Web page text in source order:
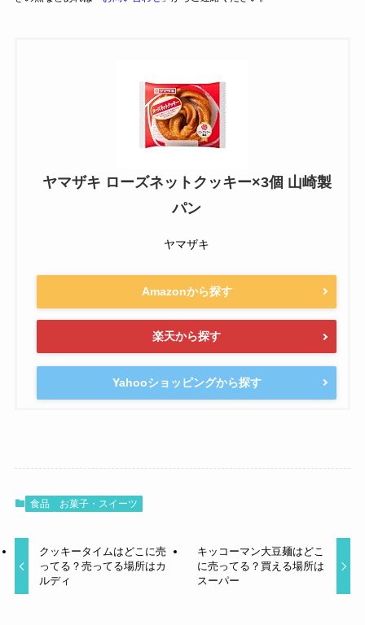
ヤマザキ ローズネットクッキー×3個 山崎製
パン
ヤマザキ
Amazonから探す
楽天から探す
Yahooショッピングから探す
食品 お菓子・スイーツ
クッキータイムはどこに売
ってる？売ってる場所はカ
ルディ
キッコーマン大豆麺はどこ
に売ってる？買える場所は
スーパー